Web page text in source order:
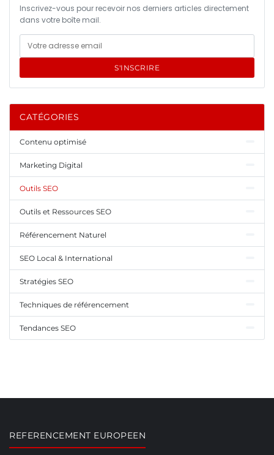
Inscrivez-vous pour recevoir nos derniers articles directement
dans votre boîte mail.
S'INSCRIRE
CATÉGORIES
Contenu optimisé
Marketing Digital
Outils SEO
Outils et Ressources SEO
Référencement Naturel
SEO Local & International
Stratégies SEO
Techniques de référencement
Tendances SEO
REFERENCEMENT EUROPEEN